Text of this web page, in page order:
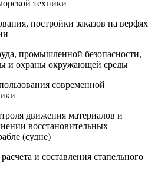
техники
постройки заказов на верфях
промышленной безопасности,
и охраны окружающей среды
современной
движения материалов и
восстановительных
(судне)
и составления стапельного